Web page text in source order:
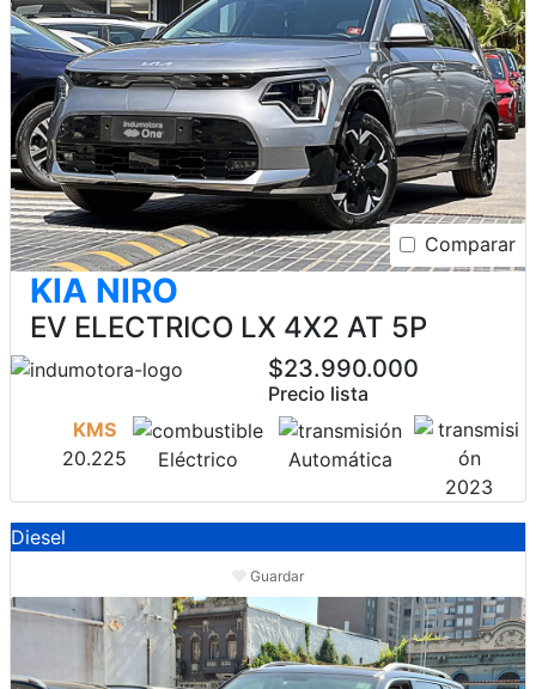
Comparar
KIA NIRO
EV ELECTRICO LX 4X2 AT 5P
$23.990.000
Precio lista
KMS
20.225
Eléctrico
Automática
2023
Diesel
Guardar